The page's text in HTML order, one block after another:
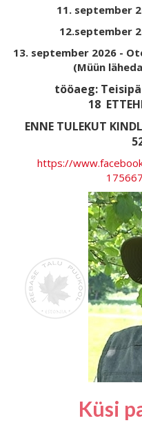
11. september
12.september
13. september 2026 -
(Müün
tööaeg:
18
ENNE TULEKUT
https://
Küsi